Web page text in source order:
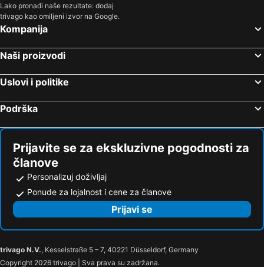
Lako pronađi naše rezultate: dodaj
trivago kao omiljeni izvor na Google.
Kompanija
Naši proizvodi
Uslovi i politike
Podrška
Prijavite se za ekskluzivne pogodnosti za
članove
Personalizuj doživljaj
Ponude za lojalnost i cene za članove
Prijavi se
trivago N.V., Kesselstraße 5 – 7, 40221 Düsseldorf, Germany
Copyright 2026 trivago | Sva prava su zadržana.